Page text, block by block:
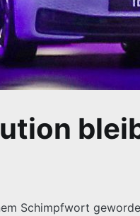
Schimpfwort